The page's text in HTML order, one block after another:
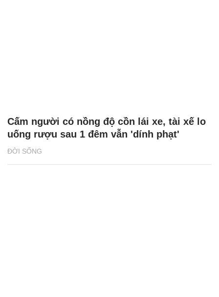
ĐỜI SỐNG
Cấm người có nồng độ cồn lái xe, tài xế lo
uống rượu sau 1 đêm vẫn 'dính phạt'